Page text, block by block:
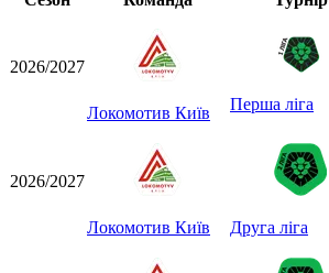
2026/2027
Локомотив Київ Перша ліга
2026/2027
Локомотив Київ Друга ліга